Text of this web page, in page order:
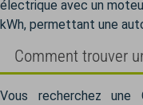
électrique avec un
kWh, permettant une
Comment trouver
Vous recherchez